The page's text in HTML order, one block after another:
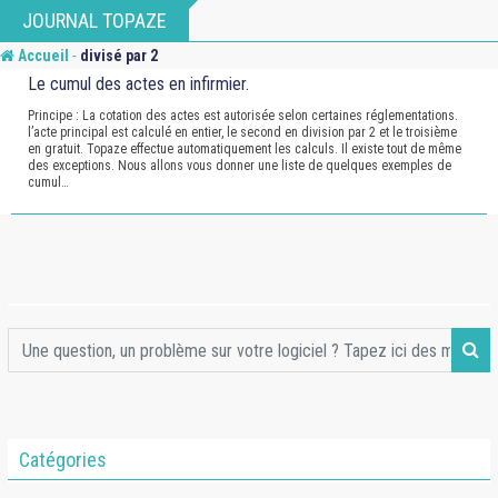
to
content
JOURNAL TOPAZE
Accueil - divisé par 2
Le cumul des actes en infirmier.
Principe : La cotation des actes est autorisée selon certaines réglementations.
l’acte principal est calculé en entier, le second en division par 2 et le troisième
en gratuit. Topaze effectue automatiquement les calculs. Il existe tout de même
des exceptions. Nous allons vous donner une liste de quelques exemples de
cumul…
Catégories